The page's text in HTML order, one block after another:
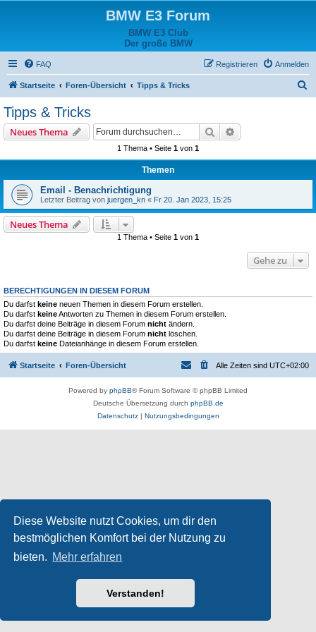
Diese Website nutzt Cookies, um dir den
bestmöglichen Komfort bei der Nutzung zu
bieten. Mehr erfahren
Verstanden!
BMW E3 Forum
BMW E3 Club
Der große BMW
FAQ Anmelden
Registrieren
Startseite Foren-Übersicht Tipps & Tricks
Tipps & Tricks
Neues Thema Suche
1 Thema • Seite 1 von 1
Themen
Email - Benachrichtigung
Letzter Beitrag von juergen_kn « Fr 20. Jan 2023, 15:25
Neues Thema
1 Thema • Seite 1 von 1
Gehe zu
BERECHTIGUNGEN IN DIESEM FORUM
Du darfst keine neuen Themen in diesem Forum erstellen.
Du darfst keineAntworten zu Themen in diesem Forum erstellen.
Du darfst deine Beiträge in diesem Forum nicht ändern.
Du darfst deine Beiträge in diesem Forum nicht löschen.
Du darfst keine Dateianhänge in diesem Forum erstellen.
Startseite Foren-Übersicht Alle Zeiten sind UTC+02:00
Powered by phpBB® Forum Software © phpBB Limited
Deutsche Übersetzung durch phpBB.de
Datenschutz| Nutzungsbedingungen